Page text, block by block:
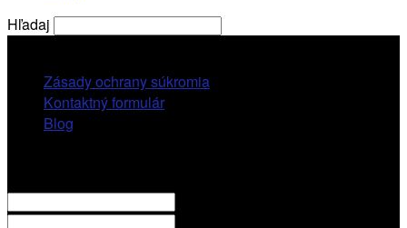
Hľadaj
Zásady ochrany súkromia
Kontaktný formulár
Blog